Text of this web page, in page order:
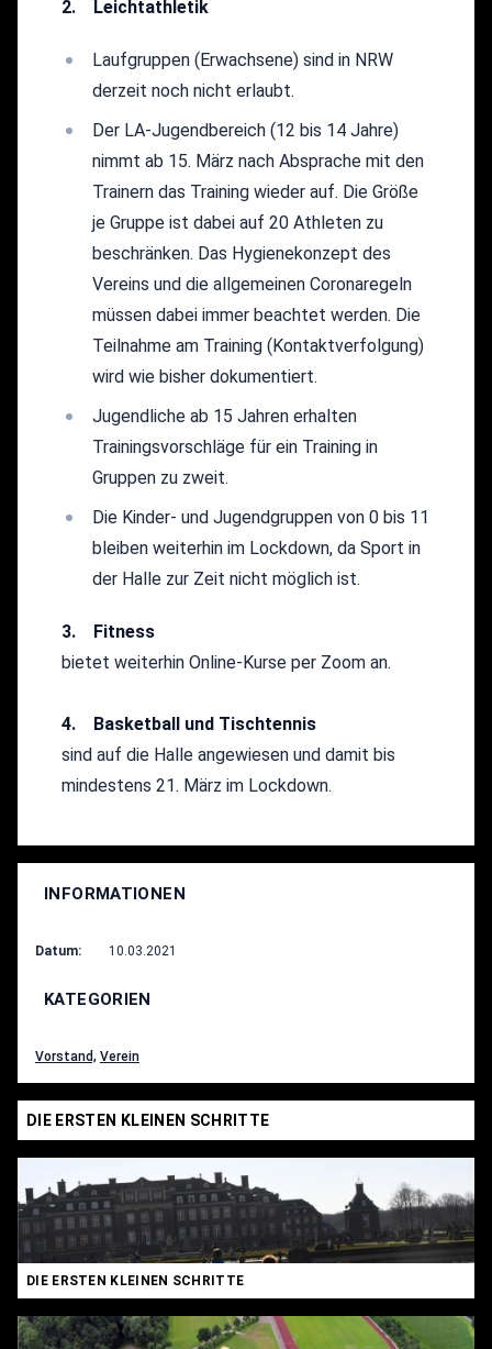
2. Leichtathletik
Laufgruppen (Erwachsene) sind in NRW
derzeit noch nicht erlaubt.
Der LA-Jugendbereich (12 bis 14 Jahre)
nimmt ab 15. März nach Absprache mit den
Trainern das Training wieder auf. Die Größe
je Gruppe ist dabei auf 20 Athleten zu
beschränken. Das Hygienekonzept des
Vereins und die allgemeinen Coronaregeln
müssen dabei immer beachtet werden. Die
Teilnahme am Training (Kontaktverfolgung)
wird wie bisher dokumentiert.
Jugendliche ab 15 Jahren erhalten
Trainingsvorschläge für ein Training in
Gruppen zu zweit.
Die Kinder- und Jugendgruppen von 0 bis 11
bleiben weiterhin im Lockdown, da Sport in
der Halle zur Zeit nicht möglich ist.
3. Fitness
bietet weiterhin Online-Kurse per Zoom an.
4. Basketball und Tischtennis
sind auf die Halle angewiesen und damit bis
mindestens 21. März im Lockdown.
INFORMATIONEN
Datum: 10.03.2021
KATEGORIEN
Vorstand, Verein
DIE ERSTEN KLEINEN SCHRITTE
DIE ERSTEN KLEINEN SCHRITTE